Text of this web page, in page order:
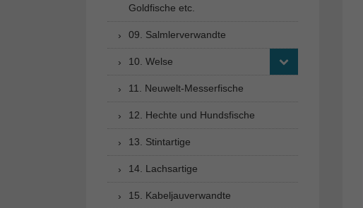
Goldfische etc.
09. Salmlerverwandte
10. Welse
11. Neuwelt-Messerfische
12. Hechte und Hundsfische
13. Stintartige
14. Lachsartige
15. Kabeljauverwandte